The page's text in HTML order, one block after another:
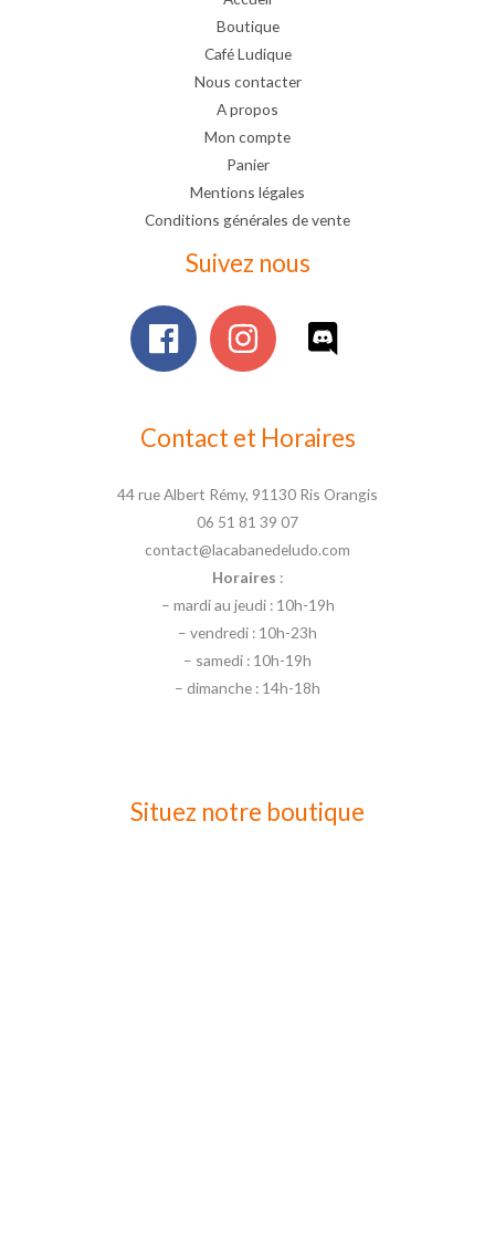
Boutique
Café Ludique
Nous contacter
A propos
Mon compte
Panier
Mentions légales
Conditions générales de vente
Suivez nous
Contact et Horaires
44 rue Albert Rémy, 91130 Ris Orangis
06 51 81 39 07
contact@lacabanedeludo.com
Horaires :
– mardi au jeudi : 10h-19h
– vendredi : 10h-23h
– samedi : 10h-19h
– dimanche : 14h-18h
Situez notre boutique